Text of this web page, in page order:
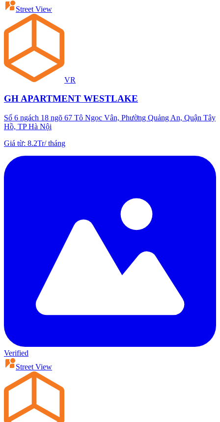
Street View
VR
GH APARTMENT WESTLAKE
Số 6 ngách 18 ngõ 67 Tô Ngọc Vân, Phường Quảng An, Quận Tây
Hồ, TP Hà Nội
Giá từ: 8.2Tr/tháng
Verified
Street View